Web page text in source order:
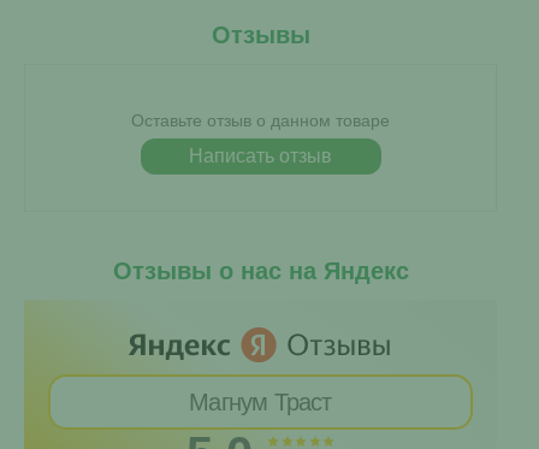
Отзывы
Оставьте отзыв о данном товаре
Написать отзыв
Отзывы о нас на Яндекс
Магнум Траст